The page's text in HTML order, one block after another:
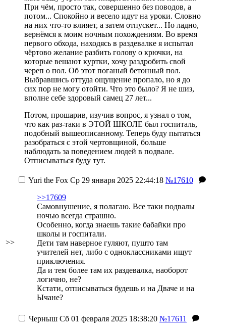
При чём, просто так, совершенно без поводов, а
потом... Спокойно и весело идут на уроки. Словно
на них что-то влияет, а затем отпускет... Но ладно,
вернёмся к моим ночным похождениям. Во время
первого обхода, находясь в раздевалке я испытал
чёртово желание разбить голову о крючки, на
которые вешают куртки, хочу раздробить свой
череп о пол. Об этот поганый бетонный пол.
Выбравшись оттуда ощущение пропало, но я до
сих пор не могу отойти. Что это было? Я не шиз,
вполне себе здоровый самец 27 лет...
Потом, прошарив, изучив вопрос, я узнал о том,
что как раз-таки в ЭТОЙ ШКОЛЕ был госпиталь,
подобный вышеописанному. Теперь буду пытаться
разобраться с этой чертовщиной, больше
наблюдать за поведением людей в подвале.
Отписываться буду тут.
>>
Yuri the Fox Ср 29 января 2025 22:44:18 №17610
>>17609
Самовнушение, я полагаю. Все таки подвалы
ночью всегда страшно.
Особенно, когда знаешь такие бабайки про
школы и госпитали.
Дети там наверное гуляют, пушто там
учителей нет, либо с одноклассниками ищут
приключения.
Да и тем более там их раздевалка, наоборот
логично, не?
Кстати, отписываться будешь и на Дваче и на
Ычане?
Черныш Сб 01 февраля 2025 18:38:20 №17611